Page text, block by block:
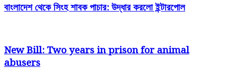
বাংলাদেশ থেকে সিংহ শাবক পাচার: উদ্ধার করলো ইন্টারপোল
New Bill: Two years in prison for animal
abusers